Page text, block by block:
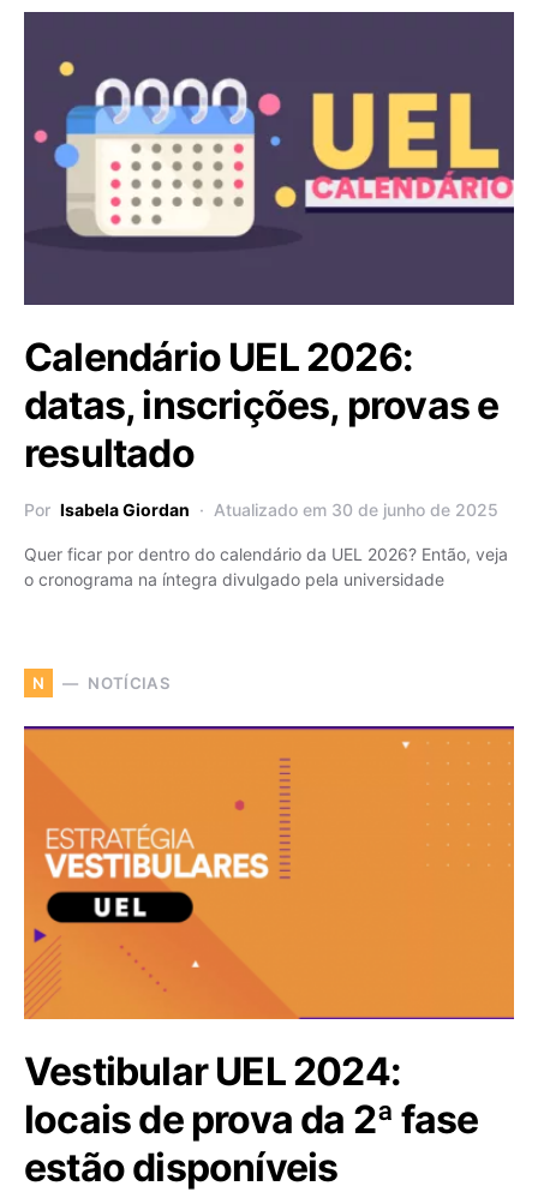
Calendário UEL 2026:
datas, inscrições, provas e
resultado
Por Isabela Giordan Atualizado em 30 de junho de 2025
Quer ficar por dentro do calendário da UEL 2026? Então, veja
o cronograma na íntegra divulgado pela universidade
N NOTÍCIAS
Vestibular UEL 2024:
locais de prova da 2ª fase
estão disponíveis